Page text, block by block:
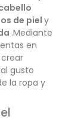
de piely
.Mediante
en
gusto
la ropa y